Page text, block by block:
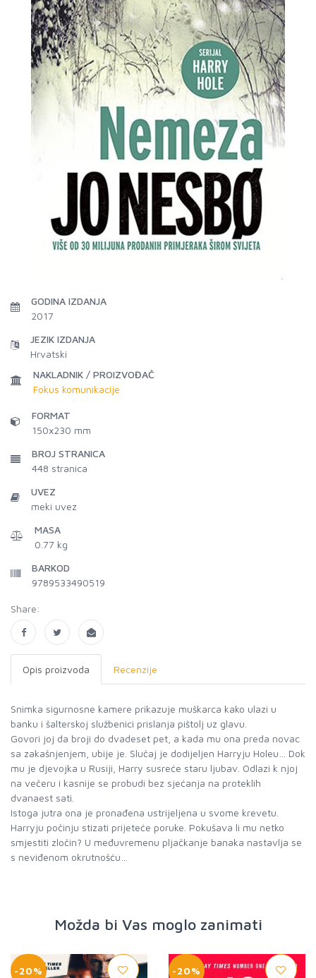
GODINA IZDANJA
2017
JEZIK IZDANJA
Hrvatski
NAKLADNIK / PROIZVOĐAČ
Fokus komunikacije
FORMAT
150x230 mm
BROJ STRANICA
448 stranica
UVEZ
meki uvez
MASA
0.77 kg
BARKOD
9789533490519
Share:
Opis proizvoda Recenzije
Snimka sigurnosne kamere prikazuje muškarca kako ulazi u
banku i šalterskoj službenici prislanja pištolj uz glavu.
Govori joj da broji do dvadeset pet, a kada mu ona preda novac
sa zakašnjenjem, ubije je. Slučaj je dodijeljen Harryju Holeu… Dok
mu je djevojka u Rusiji, Harry susreće staru ljubav. Odlazi k njoj
na večeru i kasnije se probudi bez sjećanja na proteklih
dvanaest sati.
Istoga jutra ona je pronađena ustrijeljena u svome krevetu.
Harryju počinju stizati prijeteće poruke. Pokušava li mu netko
smjestiti zločin? U međuvremenu pljačkanje banaka nastavlja se
s neviđenom okrutnošću…
Možda bi Vas moglo zanimati
-20% -20%